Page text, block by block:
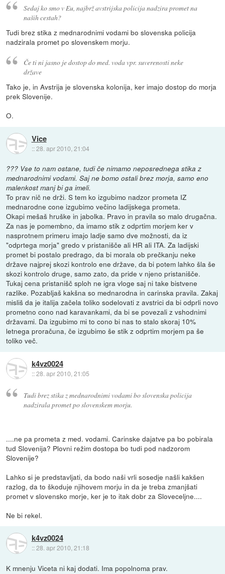
Sedaj ko smo v Eu, najbrž avstrijska policija nadzira promet na
naših cestah?
Tudi brez stika z mednarodnimi vodami bo slovenska policija
nadzirala promet po slovenskem morju.
Če ti ni jasno je dostop do med. voda vpr. suverenosti neke
države
Tako je, in Avstrija je slovenska kolonija, ker imajo dostop do morja
prek Slovenije.
O.
Vice
::28. apr 2010, 21:04
??? Vse to nam ostane, tudi če nimamo neposrednega stika z
mednarodnimi vodami. Saj ne bomo ostali brez morja, samo eno
malenkost manj bi ga imeli.
To prav nič ne drži. S tem ko izgubimo nadzor prometa IZ
mednarodne cone izgubimo večino ladijskega prometa.
Okapi mešaš hruške in jabolka. Pravo in pravila so malo drugačna.
Za nas je pomembno, da imamo stik z odprtim morjem ker v
nasprotnem primeru imajo ladje samo dve možnosti, da iz
"odprtega morja" gredo v pristanišče ali HR ali ITA. Za ladijski
promet bi postalo predrago, da bi morala ob prečkanju neke
države najprej skozi kontrolo ene države, da bi potem lahko šla še
skozi kontrolo druge, samo zato, da pride v njeno pristanišče.
Tukaj cena pristanišč sploh ne igra vloge saj ni take bistvene
razlike. Pozabljaš kakšna so mednarodna in carinska pravila. Zakaj
misliš da je italija začela toliko sodelovati z avstrici da bi odprli novo
prometno cono nad karavankami, da bi se povezali z vshodnimi
državami. Da izgubimo mi to cono bi nas to stalo skoraj 10%
letnega proračuna, če izgubimo še stik z odprtim morjem pa še
toliko več.
k4vz0024
::28. apr 2010, 21:05
Tudi brez stika z mednarodnimi vodami bo slovenska policija
nadzirala promet po slovenskem morju.
....ne pa prometa z med. vodami. Carinske dajatve pa bo pobirala
tud Slovenija? Plovni režim dostopa bo tudi pod nadzorom
Slovenije?
Lahko si je predstavljati, da bodo naši vrli sosedje našli kakšen
razlog, da to škoduje njihovem morju in da je treba zmanjšati
promet v slovensko morje, ker je to itak dobr za Sloveceljne....
Ne bi rekel.
k4vz0024
::28. apr 2010, 21:18
K mnenju Viceta ni kaj dodati. Ima popolnoma prav.